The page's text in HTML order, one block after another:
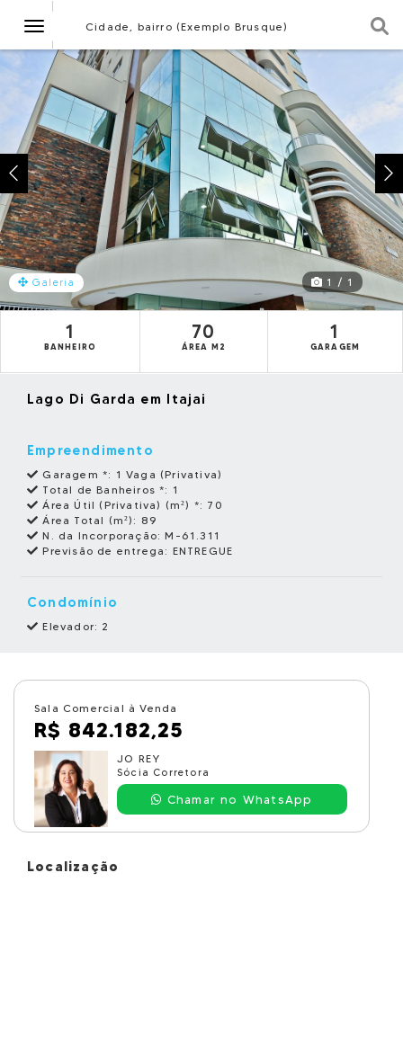
NavegaçãoCidade, bairro (Exemplo Brusque)
Galeria 1 / 1
1
BANHEIRO
70
ÁREA M2
1
GARAGEM
Lago Di Garda em Itajai
Empreendimento
Garagem *: 1 Vaga (Privativa)
Total de Banheiros *: 1
Área Útil (Privativa) (m²) *: 70
Área Total (m²): 89
N. da Incorporação:M-61.311
Previsão de entrega: ENTREGUE
Condomínio
Elevador: 2
Sala Comercial à Venda
R$ 842.182,25
JO REY
Sócia Corretora
Chamar no WhatsApp
Localização